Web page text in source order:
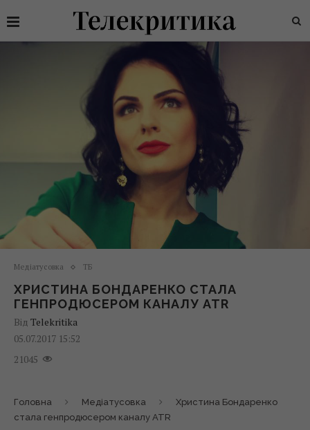
Медіатусовка ТБ
ХРИСТИНА БОНДАРЕНКО СТАЛА
ГЕНПРОДЮСЕРОМ КАНАЛУ ATR
Від Telekritika
05.07.2017 15:52
21045
Головна Медіатусовка
Христина Бондаренко
стала генпродюсером каналу ATR